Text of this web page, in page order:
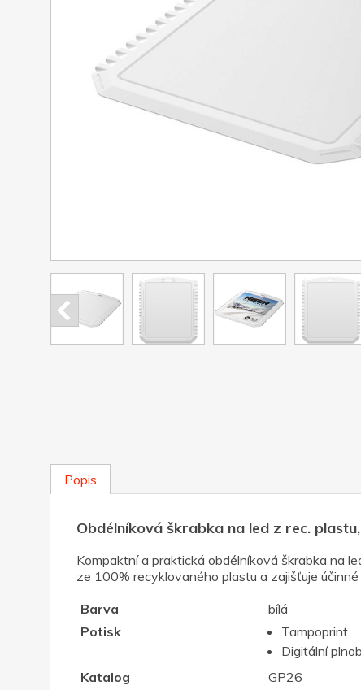
Popis
Obdélníková škrabka na led z rec.
Kompaktní a praktická obdélníková škrabka na
ze 100% recyklovaného plastu a zajišťuje
Barva
bílá
Potisk
Tampoprint
Digitální
Katalog
GP26